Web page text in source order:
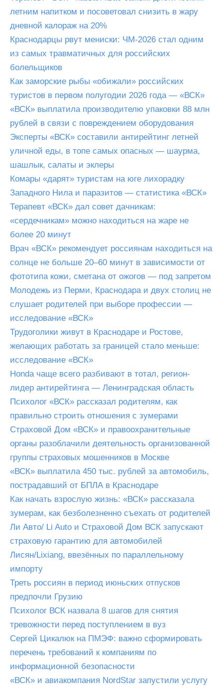
летним напитком и посоветовал снизить в жару
дневной калораж на 20%
Краснодарцы рвут мениски: ЧМ-2026 стал одним
из самых травматичных для российских
болельщиков
Как заморские рыбы «обижали» российских
туристов в первом полугодии 2026 года — «ВСК»
«ВСК» выплатила производителю упаковки 88 млн
рублей в связи с повреждением оборудования
Эксперты «ВСК» составили антирейтинг летней
уличной еды, в топе самых опасных — шаурма,
шашлык, салаты и эклеры
Комары «дарят» туристам на юге лихорадку
Западного Нила и паразитов — статистика «ВСК»
Терапевт «ВСК» дал совет дачникам:
«сердечникам» можно находиться на жаре не
более 20 минут
Врач «ВСК» рекомендует россиянам находиться на
солнце не больше 20–60 минут в зависимости от
фототипа кожи, сметана от ожогов — под запретом
Молодежь из Перми, Краснодара и двух столиц не
слушает родителей при выборе профессии —
исследование «ВСК»
Трудоголики живут в Краснодаре и Ростове,
желающих работать за границей стало меньше:
исследование «ВСК»
Honda чаще всего разбивают в тотал, регион-
лидер антирейтинга — Ленинградская область
Психолог «ВСК» рассказал родителям, как
правильно строить отношения с зумерами
Страховой Дом «ВСК» и правоохранительные
органы разоблачили деятельность организованной
группы страховых мошенников в Москве
«ВСК» выплатила 450 тыс. рублей за автомобиль,
пострадавший от БПЛА в Краснодаре
Как начать взрослую жизнь: «ВСК» рассказала
зумерам, как безболезненно съехать от родителей
Ли Авто/ Li Auto и Страховой Дом ВСК запускают
страховую гарантию для автомобилей
Лисян/Lixiang, ввезённых по параллельному
импорту
Треть россиян в период июньских отпусков
предпочли Грузию
Психолог ВСК назвала 8 шагов для снятия
тревожности перед поступлением в вуз
Сергей Цикалюк на ПМЭФ: важно сформировать
перечень требований к компаниям по
информационной безопасности
«ВСК» и авиакомпания NordStar запустили услугу